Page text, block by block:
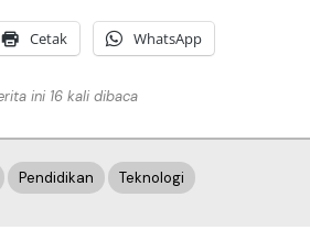
Cetak WhatsApp
ini 16 kali dibaca
Pendidikan Teknologi